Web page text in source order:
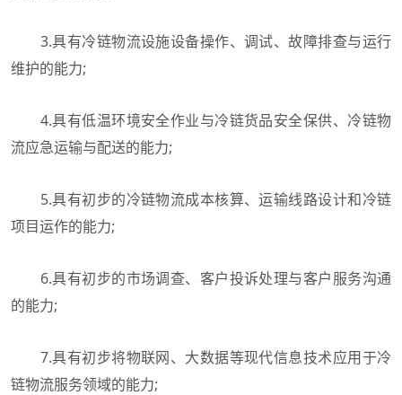
3.具有冷链物流设施设备操作、调试、故障排查与运行
维护的能力;
4.具有低温环境安全作业与冷链货品安全保供、冷链物
流应急运输与配送的能力;
5.具有初步的冷链物流成本核算、运输线路设计和冷链
项目运作的能力;
6.具有初步的市场调查、客户投诉处理与客户服务沟通
的能力;
7.具有初步将物联网、大数据等现代信息技术应用于冷
链物流服务领域的能力;